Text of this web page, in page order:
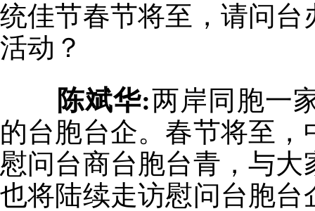
统佳节春节将至，请问
活动？
陈斌华:两岸同胞一
的台胞台企。春节将至
慰问台商台胞台青，与
也将陆续走访慰问台胞